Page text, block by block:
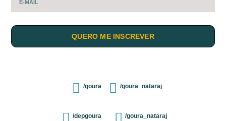
QUERO ME INSCREVER
/goura /goura_nataraj
/depgoura /goura_nataraj